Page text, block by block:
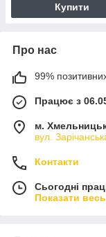
Купити
Про нас
99% позитивних
Працює з
м.
вул.
Контакти
Сьогодні
Показати